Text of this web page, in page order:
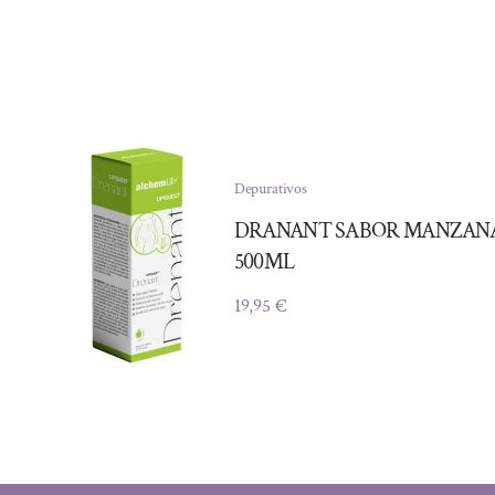
Depurativos
DRANANT SABOR
500ML
19,95 €